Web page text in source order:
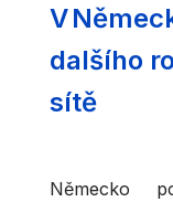
V
dalšího
sítě
Německo